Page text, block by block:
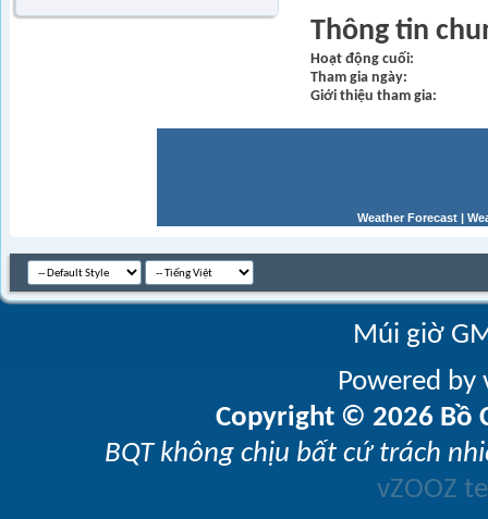
Thông tin
Hoạt động cuối
Tham gia ngày
Giới thiệu tham gia
Weather Forecast |
Múi giờ
Powered
Copyright © 2026 Bồ
BQT không chịu bất cứ trách
vZOOZ